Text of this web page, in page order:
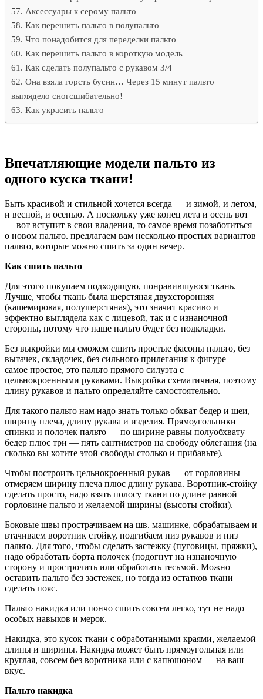
Аксессуары к серому пальто
Как перешить пальто в полупальто
Что понадобится для переделки пальто
Как перешить пальто в короткую модель
Как сделать полупальто с рукавом 3/4
Она взяла горсть бусин… Через 15 минут пальто
выглядело сногсшибательно!
Как украсить пальто
Впечатляющие модели пальто из
одного куска ткани!
Быть красивой и стильной хочется всегда — и зимой, и летом,
и весной, и осенью. А поскольку уже конец лета и осень вот
— вот вступит в свои владения, то самое время позаботиться
о новом пальто. предлагаем вам несколько простых вариантов
пальто, которые можно сшить за один вечер.
Как сшить пальто
Для этого покупаем подходящую, понравившуюся ткань.
Лучше, чтобы ткань была шерстяная двухсторонняя
(кашемировая, полушерстяная), это значит красиво и
эффектно выглядела как с лицевой, так и с изнаночной
стороны, потому что наше пальто будет без подкладки.
Без выкройки мы сможем сшить простые фасоны пальто, без
вытачек, складочек, без сильного прилегания к фигуре —
самое простое, это пальто прямого силуэта с
цельнокроенными рукавами. Выкройка схематичная, поэтому
длину рукавов и пальто определяйте самостоятельно.
Для такого пальто нам надо знать только обхват бедер и шеи,
ширину плеча, длину рукава и изделия. Прямоугольники
спинки и полочек пальто — по ширине равны полуобхвату
бедер плюс три — пять сантиметров на свободу облегания (на
сколько вы хотите этой свободы столько и прибавьте).
Чтобы построить цельнокроенный рукав — от горловины
отмеряем ширину плеча плюс длину рукава. Воротник-стойку
сделать просто, надо взять полосу ткани по длине равной
горловине пальто и желаемой ширины (высоты стойки).
Боковые швы прострачиваем на шв. машинке, обрабатываем и
втачиваем воротник стойку, подгибаем низ рукавов и низ
пальто. Для того, чтобы сделать застежку (пуговицы, пряжки),
надо обработать борта полочек (подогнут на изнаночную
сторону и прострочить или обработать тесьмой. Можно
оставить пальто без застежек, но тогда из остатков ткани
сделать пояс.
Пальто накидка или пончо сшить совсем легко, тут не надо
особых навыков и мерок.
Накидка, это кусок ткани с обработанными краями, желаемой
длины и ширины. Накидка может быть прямоугольная или
круглая, совсем без воротника или с капюшоном — на ваш
вкус.
Пальто накидка